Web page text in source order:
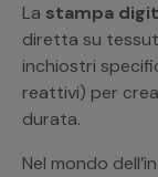
La stampa
diretta su
inchiostri
reattivi) per
durata.
Nel mondo